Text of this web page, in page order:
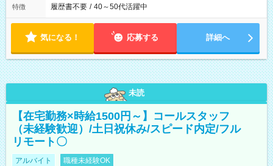
特徴 履歴書不要 / 40～50代活躍中
気になる！ 応募する 詳細へ
未読
【在宅勤務×時給1500円～】コールスタッフ
（未経験歓迎）/土日祝休み/スピード内定/フル
リモート〇
アルバイト 職種未経験OK